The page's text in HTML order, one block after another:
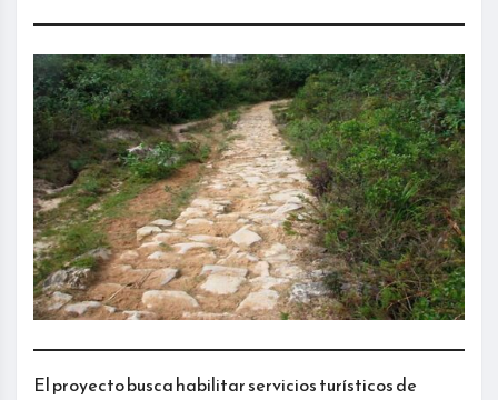
El proyecto busca habilitar servicios turísticos de